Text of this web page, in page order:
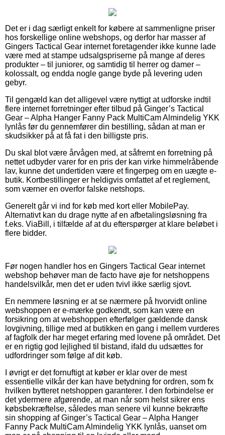
Det er i dag særligt enkelt for købere at sammenligne priser
hos forskellige online webshops, og derfor har masser af
Gingers Tactical Gear internet foretagender ikke kunne lade
være med at stampe udsalgspriserne på mange af deres
produkter – til juniorer, og samtidig til herrer og damer –
kolossalt, og endda nogle gange byde på levering uden
gebyr.
Til gengæld kan det alligevel være nyttigt at udforske indtil
flere internet forretninger efter tilbud på Ginger’s Tactical
Gear – Alpha Hanger Fanny Pack MultiCam Almindelig YKK
lynlås før du gennemfører din bestilling, sådan at man er
skudsikker på at få fat i den billigste pris.
Du skal blot være årvågen med, at såfremt en forretning på
nettet udbyder varer for en pris der kan virke himmelråbende
lav, kunne det undertiden være et fingerpeg om en uægte e-
butik. Kortbestillinger er heldigvis omfattet af et reglement,
som værner en overfor falske netshops.
Generelt går vi ind for køb med kort eller MobilePay.
Alternativt kan du drage nytte af en afbetalingsløsning fra
f.eks. ViaBill, i tilfælde af at du efterspørger at klare beløbet i
flere bidder.
Før nogen handler hos en Gingers Tactical Gear internet
webshop behøver man de facto have øje for netshoppens
handelsvilkår, men det er uden tvivl ikke særlig sjovt.
En nemmere løsning er at se nærmere på hvorvidt online
webshoppen er e-mærke godkendt, som kan være en
forsikring om at webshoppen efterfølger gældende dansk
lovgivning, tillige med at butikken en gang i mellem vurderes
af fagfolk der har meget erfaring med lovene på området. Det
er en rigtig god lejlighed til bistand, ifald du udsættes for
udfordringer som følge af dit køb.
I øvrigt er det fornuftigt at køber er klar over de mest
essentielle vilkår der kan have betydning for ordren, som fx
hvilken bytteret netshoppen garanterer. I den forbindelse er
det ydermere afgørende, at man når som helst sikrer ens
købsbekræftelse, således man senere vil kunne bekræfte
sin shopping af Ginger’s Tactical Gear – Alpha Hanger
Fanny Pack MultiCam Almindelig YKK lynlås, uanset om